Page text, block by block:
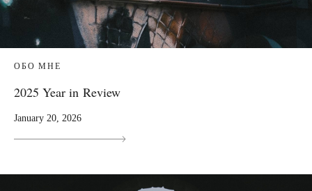
ОБО МНЕ
2025 Year in Review
January 20, 2026